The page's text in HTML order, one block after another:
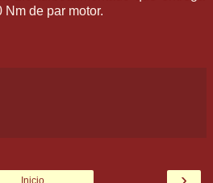
de par motor.
Inicio